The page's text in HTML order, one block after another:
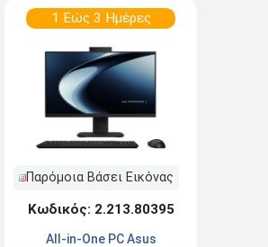
1 Εώς 3 Ημέρες
Παρόμοια Βάσει Εικόνας
Κωδικός: 2.213.80395
All-in-One PC Asus